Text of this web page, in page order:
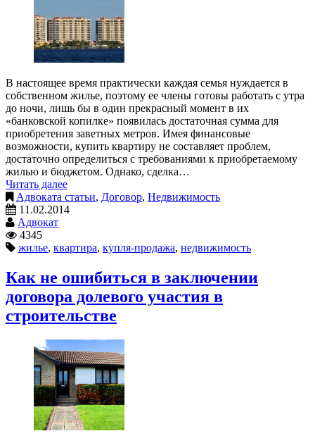
В настоящее время практически каждая семья нуждается в
собственном жилье, поэтому ее члены готовы работать с утра
до ночи, лишь бы в один прекрасный момент в их
«банковской копилке» появилась достаточная сумма для
приобретения заветных метров. Имея финансовые
возможности, купить квартиру не составляет проблем,
достаточно определиться с требованиями к приобретаемому
жилью и бюджетом. Однако, сделка…
Читать далее
Адвоката статьи, Договор, Недвижимость
11.02.2014
Адвокат
4345
жилье, квартира, купля-продажа, недвижимость
Как не ошибиться в заключении
договора долевого участия в
строительстве